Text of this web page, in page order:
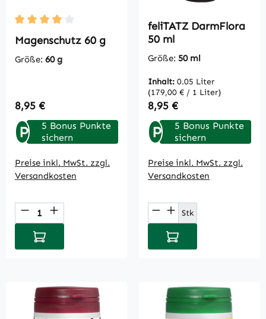
Durchschnittliche Bewertung von 4 von 5 Sternen
Magenschutz 60 g
Größe: 60 g
Regulärer Preis:
8,95 €
P
5 Bonus Punkte
sichern
Preise inkl. MwSt. zzgl.
Versandkosten
Produkt Anzahl: Gib den gewünschten
In den Warenkorb
feliTATZ DarmFlora
50 ml
Größe: 50 ml
Inhalt: 0.05 Liter
(179,00 € / 1 Liter)
Regulärer Preis:
8,95 €
P
5 Bonus Punkte
sichern
Preise inkl. MwSt. zzgl.
Versandkosten
Produkt Anzahl:
Stk
In den Warenkorb